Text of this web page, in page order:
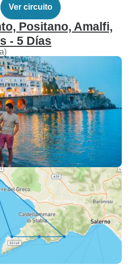
Ver circuito
Positano, Amalfi,
- 5 Días